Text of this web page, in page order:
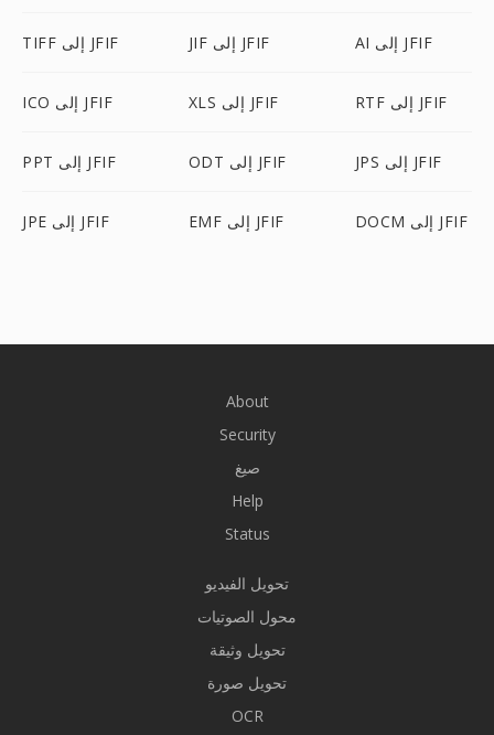
TIFF إلى JFIF JIF إلى JFIF AI إلى JFIF
ICO إلى JFIF XLS إلى JFIF RTF إلى JFIF
PPT إلى JFIF ODT إلى JFIF JPS إلى JFIF
JPE إلى JFIF EMF إلى JFIF DOCM إلى JFIF
About
Security
صيغ
Help
Status
تحويل الفيديو
محول الصوتيات
تحويل وثيقة
تحويل صورة
OCR